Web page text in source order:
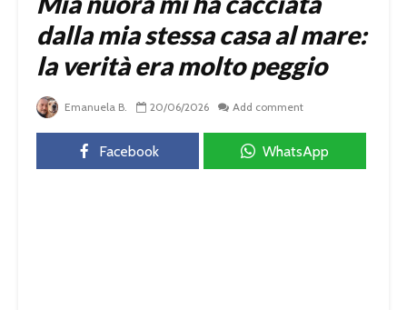
dalla mia stessa casa al mare:
la verità era molto peggio
Emanuela B. 20/06/2026 Add comment
Facebook WhatsApp